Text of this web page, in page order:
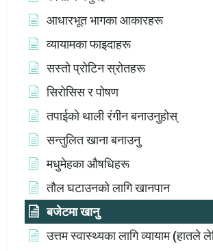
आधारभूत भागका आकारहरू
व्यायामका फाइदाहरू
सस्तो प्रोटिन स्रोतहरू
सिरोसिस र पोषण
तपाईको थाली रंगीन बनाउनुहोस्
सन्तुलित खाना बनाउनु
मधुमेहका औषधिहरू
तौल घटाउनको लागि खानपान
बजेटमा खानु
उत्तम स्वास्थ्यका लागि व्यायाम (हातले